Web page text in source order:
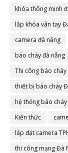
khóa thông minh
lắp khóa vân tay
camera đà nẵng
báo cháy đà nẵng
Thi công báo
thiết bị báo cháy
hệ thống báo
Kiến thức
lắp đặt camera
thi công mạng Đà